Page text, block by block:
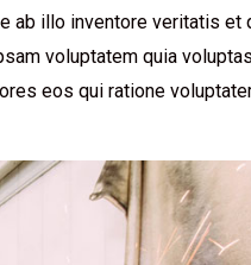
ab illo inventore veritatis et
voluptatem quia
eos qui ratione